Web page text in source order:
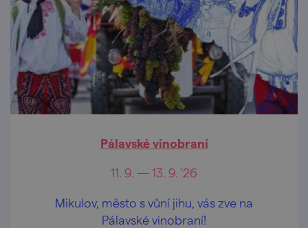
Pálavské vinobraní
11. 9. — 13. 9. '26
Mikulov, město s vůní jihu, vás zve na
Pálavské vinobraní!